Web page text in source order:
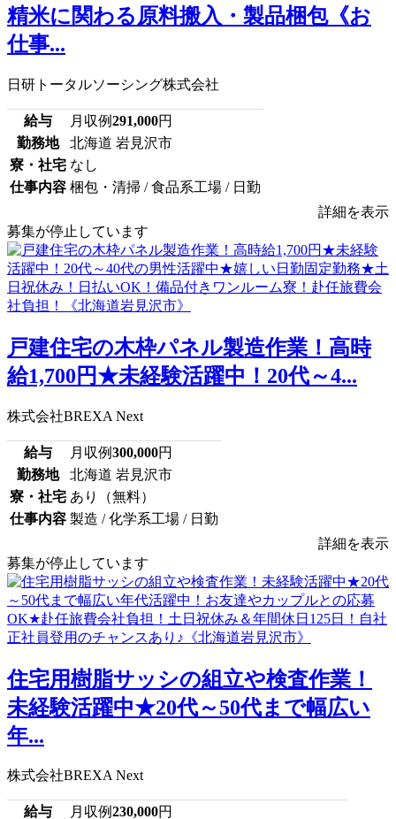
精米に関わる原料搬入・製品梱包《お
仕事...
日研トータルソーシング株式会社
給与 月収例291,000円
勤務地
北海道 岩見沢市
寮・社宅 なし
仕事内容 梱包・清掃 / 食品系工場 / 日勤
詳細を表示
募集が停止しています
戸建住宅の木枠パネル製造作業！高時
給1,700円★未経験活躍中！20代～4...
株式会社BREXA Next
給与 月収例300,000円
勤務地
北海道 岩見沢市
寮・社宅 あり（無料）
仕事内容 製造 / 化学系工場 / 日勤
詳細を表示
募集が停止しています
住宅用樹脂サッシの組立や検査作業！
未経験活躍中★20代～50代まで幅広い
年...
株式会社BREXA Next
給与 月収例230,000円